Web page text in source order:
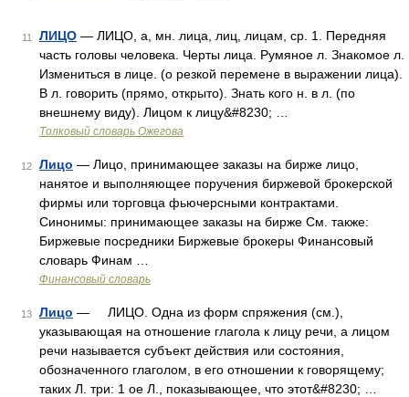
11 ЛИЦО — ЛИЦО, а, мн. лица, лиц, лицам, ср. 1. Передняя
часть головы человека. Черты лица. Румяное л. Знакомое л.
Измениться в лице. (о резкой перемене в выражении лица).
В л. говорить (прямо, открыто). Знать кого н. в л. (по
внешнему виду). Лицом к лицу&#8230; …
Толковый словарь Ожегова
12 Лицо — Лицо, принимающее заказы на бирже лицо,
нанятое и выполняющее поручения биржевой брокерской
фирмы или торговца фьючерсными контрактами.
Синонимы: принимающее заказы на бирже См. также:
Биржевые посредники Биржевые брокеры Финансовый
словарь Финам …
Финансовый словарь
13 Лицо — ЛИЦО. Одна из форм спряжения (см.),
указывающая на отношение глагола к лицу речи, а лицом
речи называется субъект действия или состояния,
обозначенного глаголом, в его отношении к говорящему;
таких Л. три: 1 ое Л., показывающее, что этот&#8230; …